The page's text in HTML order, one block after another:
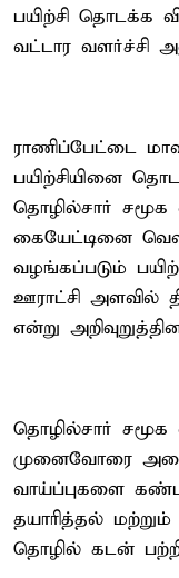
பயிற்சி தொடக்க
வட்டார வளர்ச்சி
ராணிப்பேட்டை
பயிற்சியினை
தொழில்சார் சமூக
கையேட்டினை
வழங்கப்படும்
ஊராட்சி அளவில்
என்று
தொழில்சார் சமூக
முனைவோரை
வாய்ப்புகளை
தயாரித்தல்
தொழில் கடன் பற்றி